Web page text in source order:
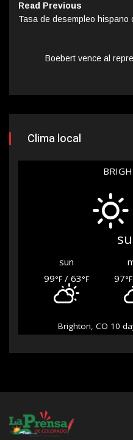
Read Previous
Tasa de desempleo hispano
Boebert vence al
Clima local
sun
99°F / 63°F 97°F
Brighton, CO 10